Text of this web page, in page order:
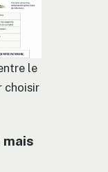
le
choisir